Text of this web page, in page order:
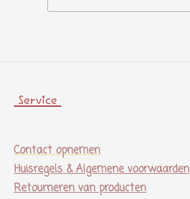
Service
Contact opnemen
Huisregels & Algemene voorwaarden
Retourneren van producten